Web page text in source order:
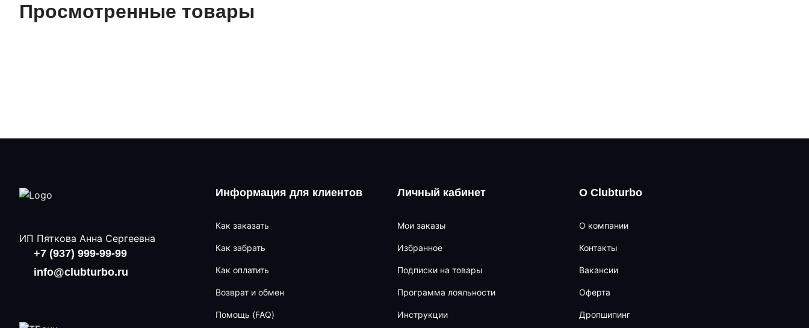
Просмотренные товары
ИП Пяткова Анна Сергеевна
+7 (937) 999-99-99
info@clubturbo.ru
Информация для клиентов
Как заказать
Как забрать
Как оплатить
Возврат и обмен
Помощь (FAQ)
Личный кабинет
Мои заказы
Избранное
Подписки на товары
Программа лояльности
Инструкции
О Clubturbo
О компании
Контакты
Вакансии
Оферта
Дропшипинг